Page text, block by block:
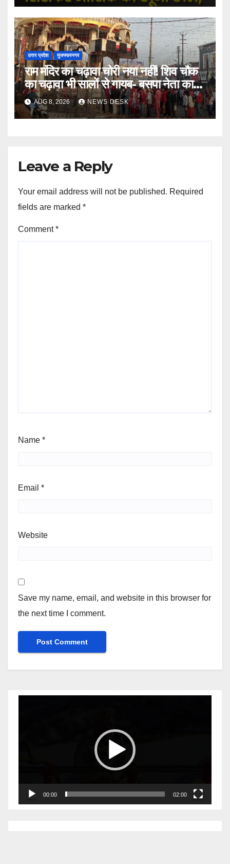
उत्तर प्रदेश मुजफ्फरनगर
राम मंदिर का चढ़ावा चोरी नया नहीं! शिव चौक
का चढ़ावा भी सालों से गायब- बसपा नेता का
बड़ा आरोप
AUG 8, 2026 NEWS DESK
Leave a Reply
Your email address will not be published. Required
fields are marked *
Comment*
Name *
Email *
Website
Save my name, email, and website in this browser for
the next time I comment.
00:00 02:00